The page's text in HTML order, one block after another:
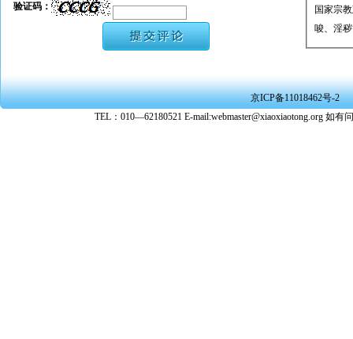
国家宗
唆、淫
★ 承担
★ 在本
转载、
★ 参与
验证码：
京ICP备11018462号-2
TEL：010—62180521 E-mail:webmaster@xiaoxiaotong.org 如